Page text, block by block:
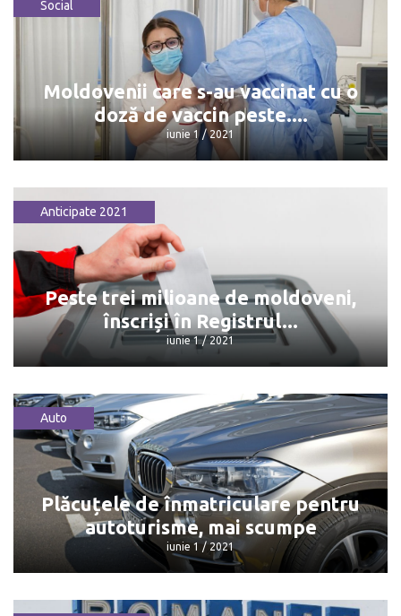
CSM a amânat numirea unui președinte
interimar la Apel
iunie 1 / 2021
Social
Moldovenii care s-au vaccinat cu o
doză de vaccin peste....
iunie 1 / 2021
Moldovenii care s-au vaccinat cu o doză
de vaccin peste....
iunie 1 / 2021
Anticipate 2021
Peste trei milioane de moldoveni,
înscriși în Registrul...
iunie 1 / 2021
Peste trei milioane de moldoveni,
înscriși în Registrul...
iunie 1 / 2021
Auto
Plăcuțele de înmatriculare pentru
autoturisme, mai scumpe
iunie 1 / 2021